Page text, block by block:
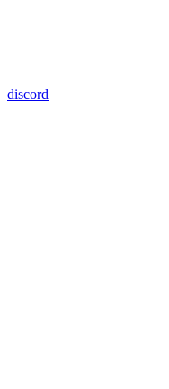
discord